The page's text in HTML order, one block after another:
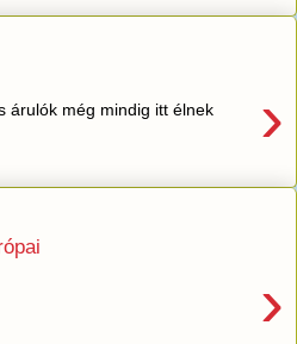
›
árulók még mindig itt élnek
›